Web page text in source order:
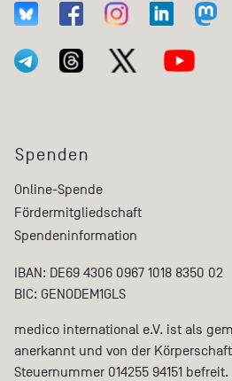
Spenden
Online-Spende
Fördermitgliedschaft
Spendeninformation
IBAN: DE69 4306 0967 1018 8350 02
BIC: GENODEM1GLS
medico international e.V. ist als
anerkannt und von der
Steuernummer 014255 94151 befreit.